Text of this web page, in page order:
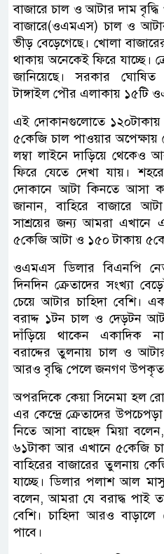
বাজারে চাল ও আটার দাম
বাজারে(ওএমএস) চাল ও
ভীড় বেড়েগেছে। খোলা
থাকায় অনেকেই ফিরে যাচ্ছে।
জানিয়েছে। সরকার ঘোষিত
টাঙ্গাইল পৌর এলাকায় ১৫টি
এই দোকানগুলোতে
৫কেজি চাল পাওয়ার অপেক্ষায়
লম্বা লাইনে দাড়িয়ে থেকেও
ফিরে যেতে দেখা যায়।
দোকানে আটা কিনতে আসা
জানান, বাহিরে বাজারে
সাশ্রয়ের জন্য আমরা এখানে
৫কেজি আটা ও ১৫০ টাকায়
ওএমএস ডিলার বিএনপি
দিনদিন ক্রেতাদের সংখ্যা
চেয়ে আটার চাহিদা বেশি।
বরাদ্দ ১টন চাল ও দেড়টন
দাঁড়িয়ে থাকেন একাদিক
বরাদ্দের তুলনায় চাল ও
আরও বৃদ্ধি পেলে জনগণ উপকৃত
অপরদিকে কেয়া সিনেমা হল
এর কেন্দ্রে ক্রেতাদের
নিতে আসা বাছেদ মিয়া
৬১টাকা আর এখানে ৫কেজি
বাহিরের বাজারের তুলনায়
যাচ্ছে। ডিলার পলাশ আল
বলেন, আমরা যে বরাদ্ধ পাই
বেশি। চাহিদা আরও
পাবে।